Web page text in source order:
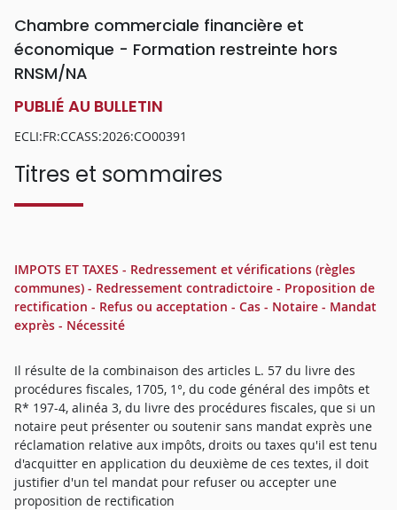
Chambre commerciale financière et
économique - Formation restreinte hors
RNSM/NA
PUBLIÉ AU BULLETIN
ECLI:FR:CCASS:2026:CO00391
Titres et sommaires
IMPOTS ET TAXES - Redressement et vérifications (règles
communes) - Redressement contradictoire - Proposition de
rectification - Refus ou acceptation - Cas - Notaire - Mandat
exprès - Nécessité
Il résulte de la combinaison des articles L. 57 du livre des
procédures fiscales, 1705, 1°, du code général des impôts et
R* 197-4, alinéa 3, du livre des procédures fiscales, que si un
notaire peut présenter ou soutenir sans mandat exprès une
réclamation relative aux impôts, droits ou taxes qu'il est tenu
d'acquitter en application du deuxième de ces textes, il doit
justifier d'un tel mandat pour refuser ou accepter une
proposition de rectification